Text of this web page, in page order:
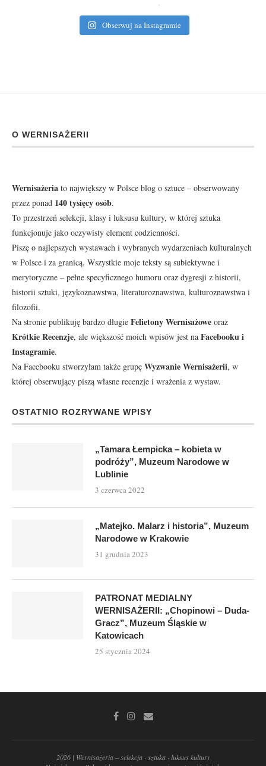
Obserwuj na Instagramie
O WERNISAŻERII
Wernisażeria to największy w Polsce blog o sztuce – obserwowany
przez ponad 140 tysięcy osób.
To przestrzeń selekcji, klasy i luksusu kultury, w której sztuka
funkcjonuje jako oczywisty element codzienności.
Piszę o najlepszych wystawach i wybranych wydarzeniach kulturalnych
w Polsce i za granicą. Wszystkie moje teksty są subiektywne i
merytoryczne – pełne specyficznego humoru oraz dygresji z historii,
historii sztuki, językoznawstwa, literaturoznawstwa, kulturoznawstwa i
filozofii.
Na stronie publikuję bardzo długie Felietony Wernisażowe oraz
Krótkie Recenzje, ale większość moich wpisów jest na Facebookui
Instagramie.
Na Facebooku stworzyłam także grupę Wyzwanie Wernisażerii, w
której obserwujący piszą własne recenzje i wrażenia z wystaw.
OSTATNIO ROZRYWANE WPISY
„Tamara Łempicka – kobieta w
podróży”, Muzeum Narodowe w
Lublinie
3 czerwca 2022
„Matejko. Malarz i historia”, Muzeum
Narodowe w Krakowie
31 grudnia 2023
PATRONAT MEDIALNY
WERNISAŻERII: „Chopinowi – Duda-
Gracz”, Muzeum Śląskie w
Katowicach
25 stycznia 2024
2026 | Wernisażeria – selekcja · sztuka · luksus kultury